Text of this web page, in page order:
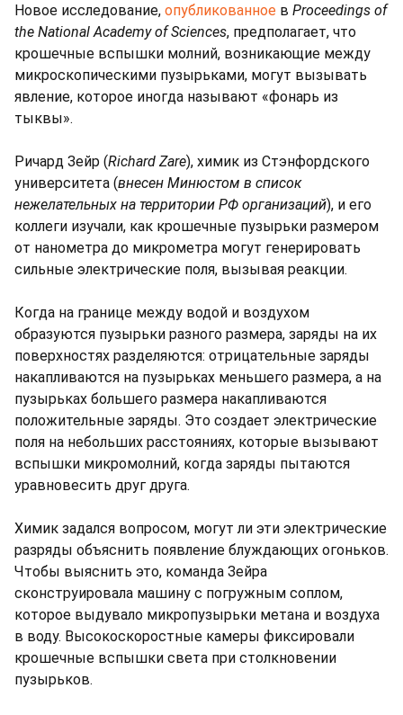
Новое исследование, опубликованное в Proceedings of
the National Academy of Sciences, предполагает, что
крошечные вспышки молний, возникающие между
микроскопическими пузырьками, могут вызывать
явление, которое иногда называют «фонарь из
тыквы».
Ричард Зейр (Richard Zare), химик из Стэнфордского
университета (внесен Минюстом в список
нежелательных на территории РФ организаций), и его
коллеги изучали, как крошечные пузырьки размером
от нанометра до микрометра могут генерировать
сильные электрические поля, вызывая реакции.
Когда на границе между водой и воздухом
образуются пузырьки разного размера, заряды на их
поверхностях разделяются: отрицательные заряды
накапливаются на пузырьках меньшего размера, а на
пузырьках большего размера накапливаются
положительные заряды. Это создает электрические
поля на небольших расстояниях, которые вызывают
вспышки микромолний, когда заряды пытаются
уравновесить друг друга.
Химик задался вопросом, могут ли эти электрические
разряды объяснить появление блуждающих огоньков.
Чтобы выяснить это, команда Зейра
сконструировала машину с погружным соплом,
которое выдувало микропузырьки метана и воздуха
в воду. Высокоскоростные камеры фиксировали
крошечные вспышки света при столкновении
пузырьков.